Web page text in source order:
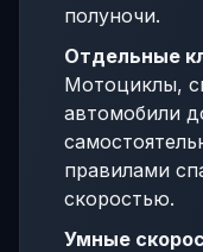
полуночи.
Отдельные
Мотоциклы,
автомобили
правилами
скоростью.
Умные